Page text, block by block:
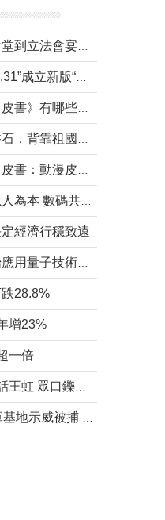
經濟行穩致遠
28.8%
增23%
一倍